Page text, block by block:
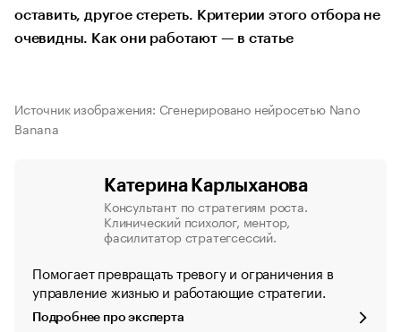
оставить, другое стереть. Критерии этого отбора не
очевидны. Как они работают — в статье
Источник изображения: Сгенерировано нейросетью Nano
Banana
Катерина Карлыханова
Консультант по стратегиям роста.
Клинический психолог, ментор,
фасилитатор стратегсессий.
Помогает превращать тревогу и ограничения в
управление жизнью и работающие стратегии.
Подробнее про эксперта